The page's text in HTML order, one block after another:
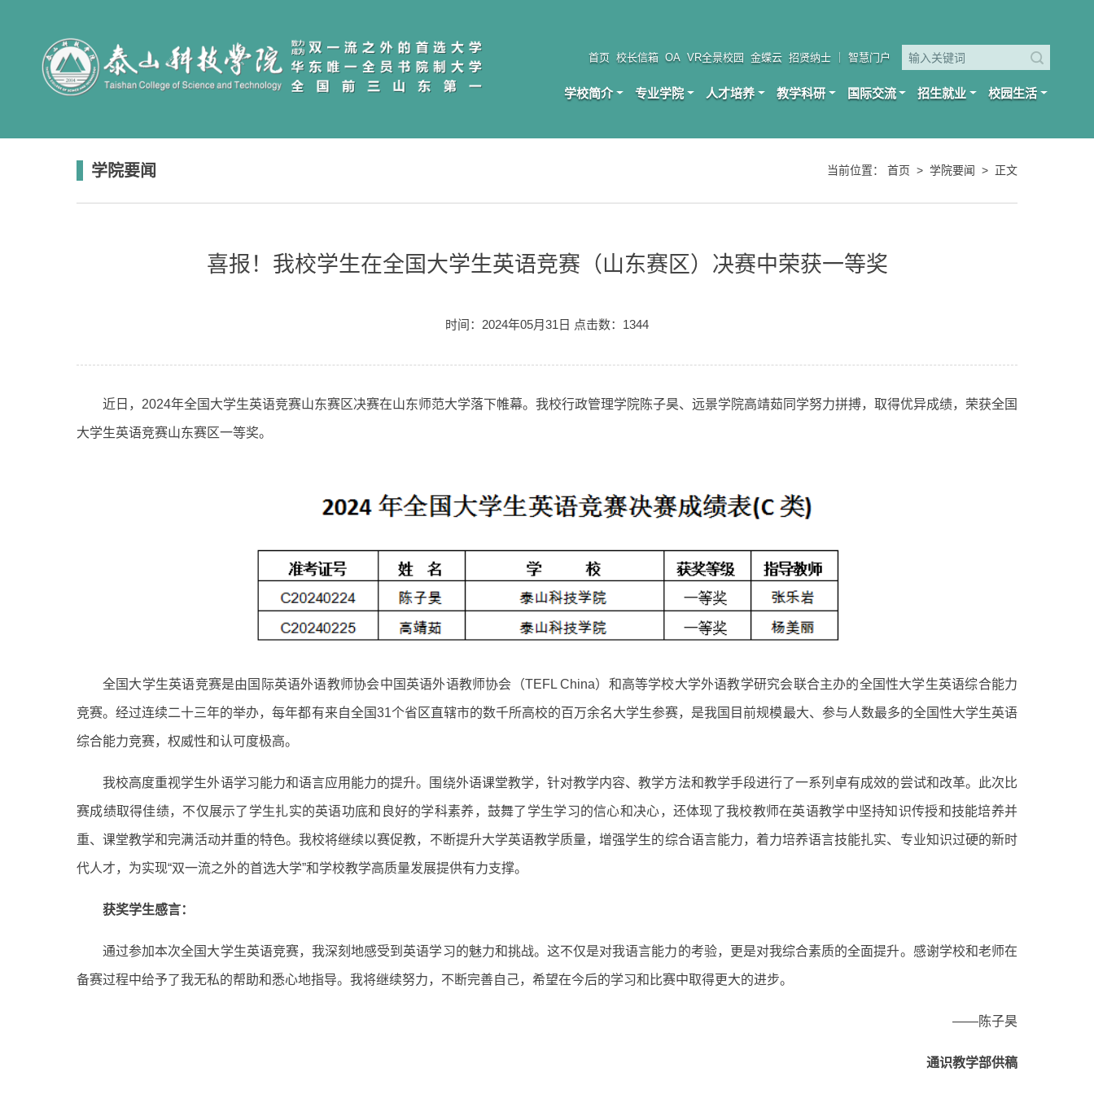
首页 校长信箱 OA VR全景校园 金蝶云 招贤纳士 智慧门户
学校简介 专业学院 人才培养 教学科研 国际交流 招生就业 校园生活
学院要闻 当前位置： 首页 > 学院要闻 > 正文
喜报！我校学生在全国大学生英语竞赛（山东赛区）决赛中荣获一等奖
时间：2024年05月31日 点击数： 1344
近日，2024年全国大学生英语竞赛山东赛区决赛在山东师范大学落下帷幕。我校行政管理学院陈子昊、远景学院高靖茹同学努力拼搏，取得优异成绩，荣获全国
大学生英语竞赛山东赛区一等奖。
全国大学生英语竞赛是由国际英语外语教师协会中国英语外语教师协会（TEFL China）和高等学校大学外语教学研究会联合主办的全国性大学生英语综合能力
竞赛。经过连续二十三年的举办，每年都有来自全国31个省区直辖市的数千所高校的百万余名大学生参赛，是我国目前规模最大、参与人数最多的全国性大学生英语
综合能力竞赛，权威性和认可度极高。
我校高度重视学生外语学习能力和语言应用能力的提升。围绕外语课堂教学，针对教学内容、教学方法和教学手段进行了一系列卓有成效的尝试和改革。此次比
赛成绩取得佳绩，不仅展示了学生扎实的英语功底和良好的学科素养，鼓舞了学生学习的信心和决心，还体现了我校教师在英语教学中坚持知识传授和技能培养并
重、课堂教学和完满活动并重的特色。我校将继续以赛促教，不断提升大学英语教学质量，增强学生的综合语言能力，着力培养语言技能扎实、专业知识过硬的新时
代人才，为实现“双一流之外的首选大学”和学校教学高质量发展提供有力支撑。
获奖学生感言：
通过参加本次全国大学生英语竞赛，我深刻地感受到英语学习的魅力和挑战。这不仅是对我语言能力的考验，更是对我综合素质的全面提升。感谢学校和老师在
备赛过程中给予了我无私的帮助和悉心地指导。我将继续努力，不断完善自己，希望在今后的学习和比赛中取得更大的进步。
——陈子昊
通识教学部供稿